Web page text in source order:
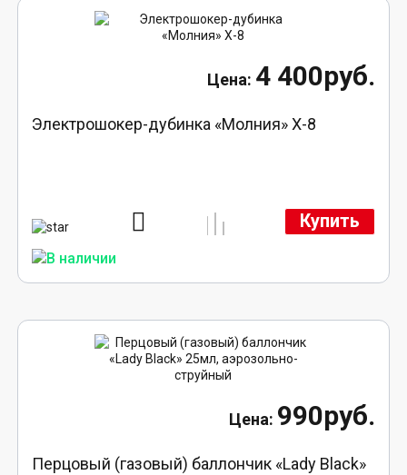
4 400руб.
Электрошокер-дубинка «Молния» Х-8
Купить
990руб.
Перцовый (газовый) баллончик «Lady Black»